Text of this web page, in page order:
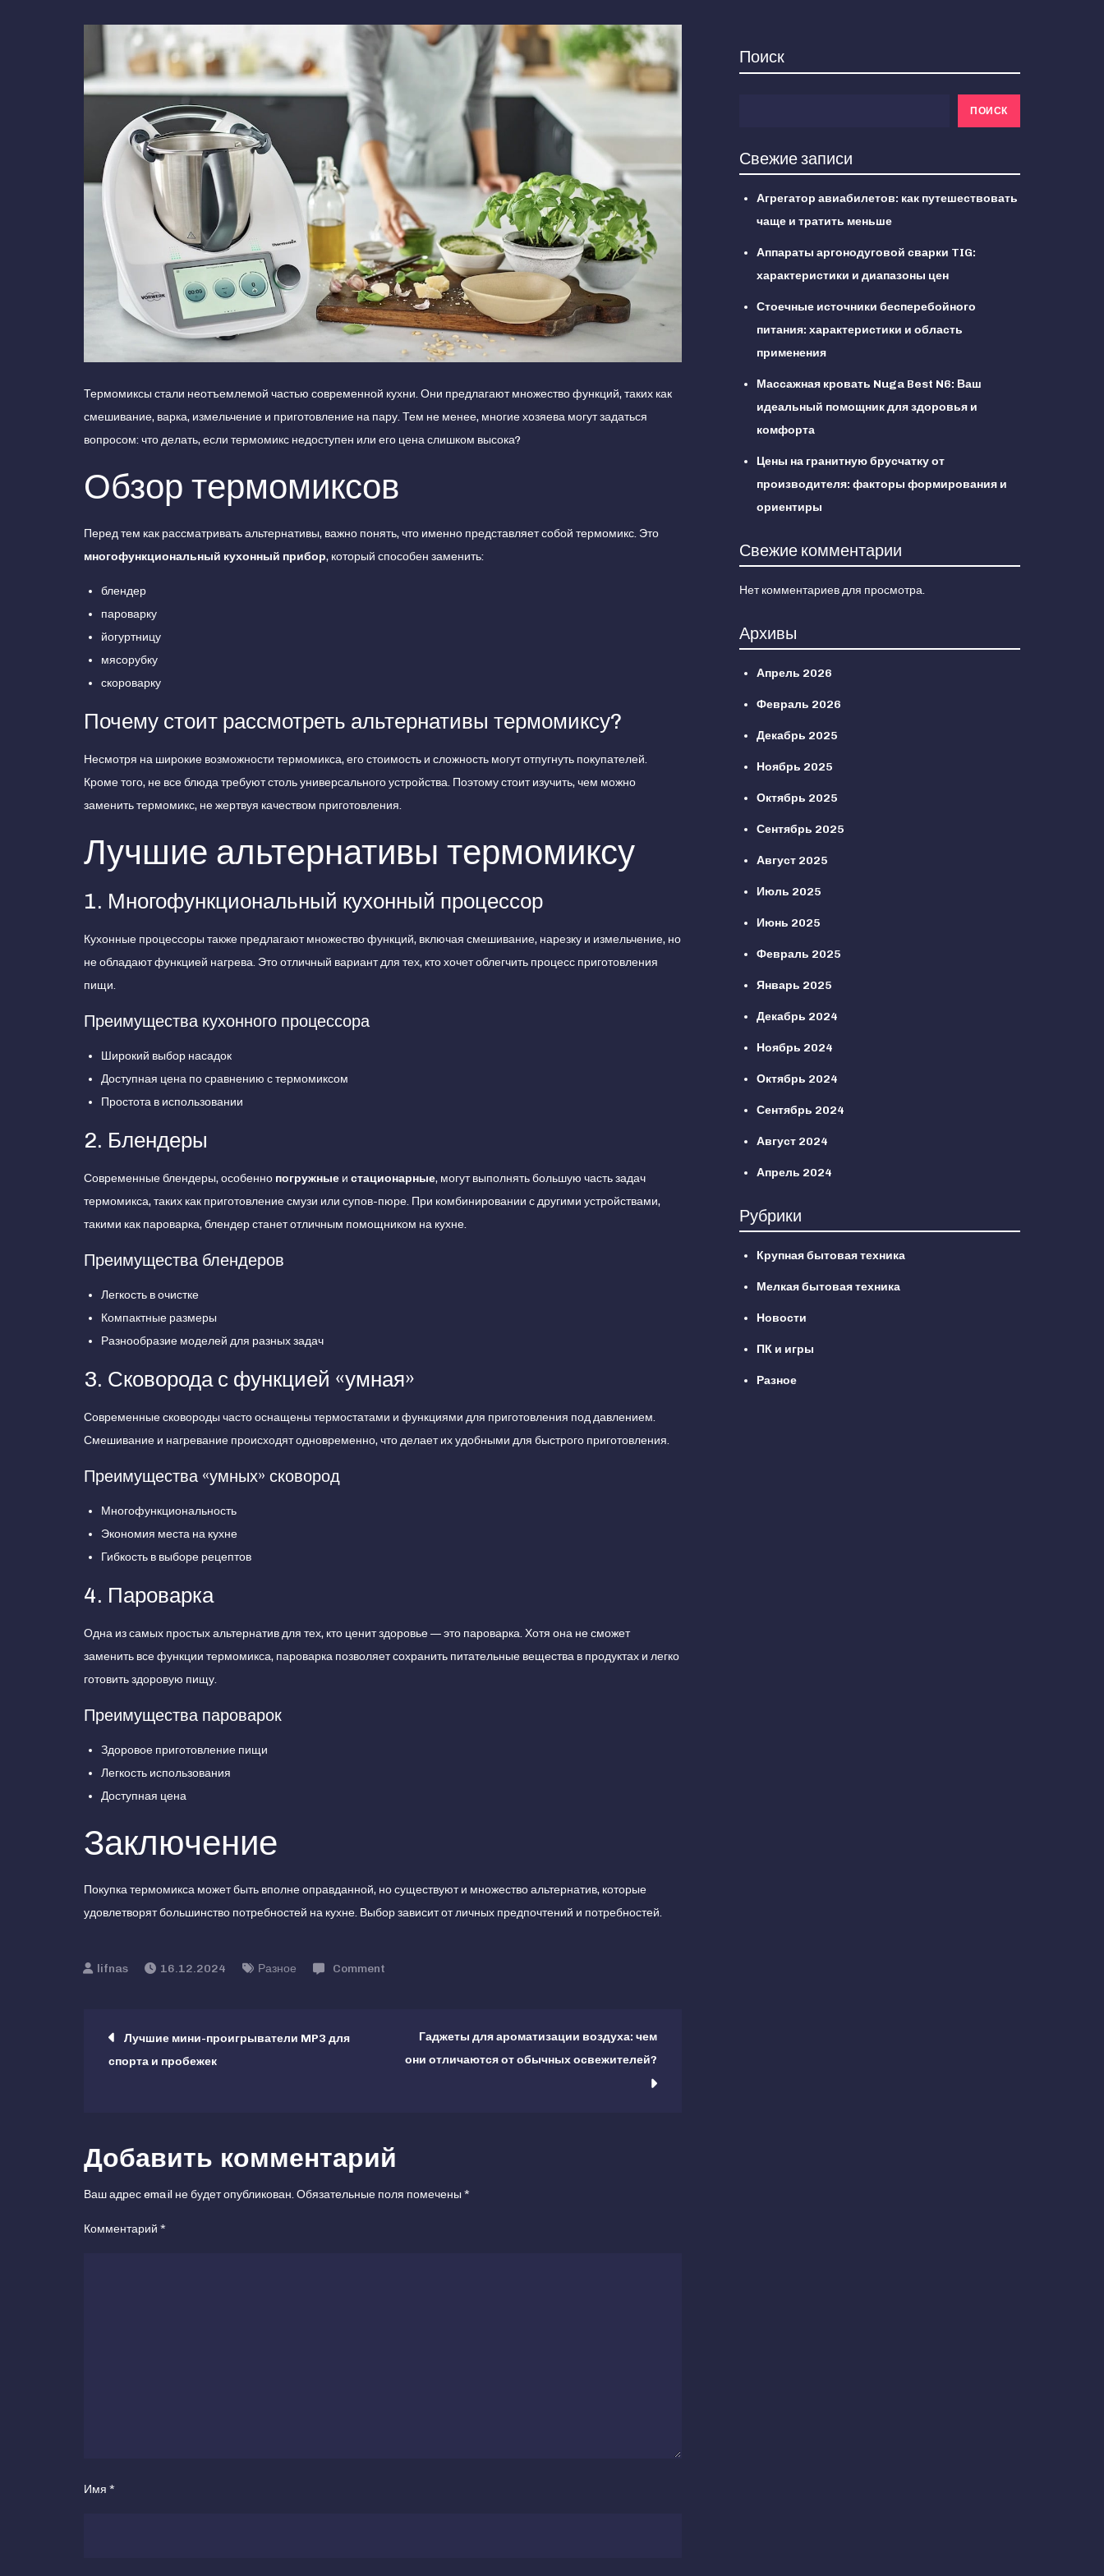
Термомиксы стали неотъемлемой частью современной кухни. Они предлагают множество функций, таких как
смешивание, варка, измельчение и приготовление на пару. Тем не менее, многие хозяева могут задаться
вопросом: что делать, если термомикс недоступен или его цена слишком высока?
Обзор термомиксов
Перед тем как рассматривать альтернативы, важно понять, что именно представляет собой термомикс. Это
многофункциональный кухонный прибор, который способен заменить:
блендер
пароварку
йогуртницу
мясорубку
скороварку
Почему стоит рассмотреть альтернативы термомиксу?
Несмотря на широкие возможности термомикса, его стоимость и сложность могут отпугнуть покупателей.
Кроме того, не все блюда требуют столь универсального устройства. Поэтому стоит изучить, чем можно
заменить термомикс, не жертвуя качеством приготовления.
Лучшие альтернативы термомиксу
1. Многофункциональный кухонный процессор
Кухонные процессоры также предлагают множество функций, включая смешивание, нарезку и измельчение, но
не обладают функцией нагрева. Это отличный вариант для тех, кто хочет облегчить процесс приготовления
пищи.
Преимущества кухонного процессора
Широкий выбор насадок
Доступная цена по сравнению с термомиксом
Простота в использовании
2. Блендеры
Современные блендеры, особенно погружные и стационарные, могут выполнять большую часть задач
термомикса, таких как приготовление смузи или супов-пюре. При комбинировании с другими устройствами,
такими как пароварка, блендер станет отличным помощником на кухне.
Преимущества блендеров
Легкость в очистке
Компактные размеры
Разнообразие моделей для разных задач
3. Сковорода с функцией «умная»
Современные сковороды часто оснащены термостатами и функциями для приготовления под давлением.
Смешивание и нагревание происходят одновременно, что делает их удобными для быстрого приготовления.
Преимущества «умных» сковород
Многофункциональность
Экономия места на кухне
Гибкость в выборе рецептов
4. Пароварка
Одна из самых простых альтернатив для тех, кто ценит здоровье — это пароварка. Хотя она не сможет
заменить все функции термомикса, пароварка позволяет сохранить питательные вещества в продуктах и легко
готовить здоровую пищу.
Преимущества пароварок
Здоровое приготовление пищи
Легкость использования
Доступная цена
Заключение
Покупка термомикса может быть вполне оправданной, но существуют и множество альтернатив, которые
удовлетворят большинство потребностей на кухне. Выбор зависит от личных предпочтений и потребностей.
16.12.2024 Разное Comment
заменить
этот
Навигация
Лучшие мини-проигрыватели MP3 для
спорта и пробежек
Гаджеты для ароматизации воздуха: чем
они отличаются от обычных освежителей?
Добавить комментарий
Ваш адрес email не будет опубликован.Обязательные поля помечены *
Комментарий *
Имя *
Поиск
ПОИСК
Свежие записи
Агрегатор авиабилетов: как путешествовать
чаще и тратить меньше
Аппараты аргонодуговой сварки TIG:
характеристики и диапазоны цен
Стоечные источники бесперебойного
питания: характеристики и область
применения
Массажная кровать Nuga Best N6: Ваш
идеальный помощник для здоровья и
комфорта
Цены на гранитную брусчатку от
производителя: факторы формирования и
ориентиры
Свежие комментарии
Нет комментариев для просмотра.
Архивы
Апрель 2026
Февраль 2026
Декабрь 2025
Ноябрь 2025
Октябрь 2025
Сентябрь 2025
Август 2025
Июль 2025
Июнь 2025
Февраль 2025
Январь 2025
Декабрь 2024
Ноябрь 2024
Октябрь 2024
Сентябрь 2024
Август 2024
Апрель 2024
Рубрики
Крупная бытовая техника
Мелкая бытовая техника
Новости
ПК и игры
Разное